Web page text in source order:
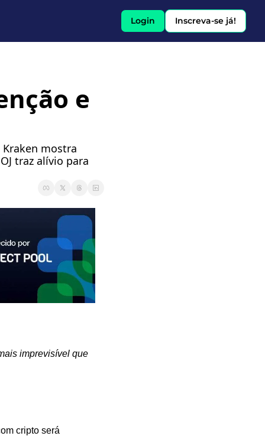
Login Inscreva-se já!
e
Kraken mostra
traz alívio para
imprevisível que
cripto será